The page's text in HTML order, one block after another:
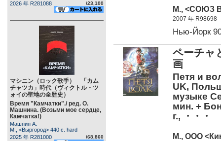
2026 年 R281088
\23,100
マシニン（ロック歌手） 「カム
チャツカ」時代（ヴィクトル・ツ
ォイの聖地の全歴史）
Время "Камчатки"./ ред. О.
Машнина. (Возьми мое сердце,
Камчатка!)
Машнин А.
М., <Выргород> 440 c. hard
2025 年 R281000
\68,860
М., <СОЮЗ
2007 年 R98698
Нью-Йорк
ペーチ
画
Петя и
UK,
музыке
мин. +
г., ・・・
М., ООО